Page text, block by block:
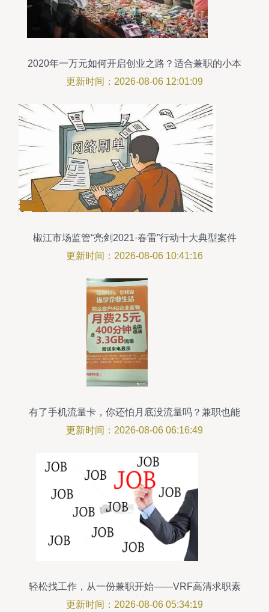
2020年一万元如何开启创业之路？适合兼职的小本
生意推荐
更新时间：2026-08-06 12:01:09
椒江市场监管“亮剑2021·春雷”行动十大典型案件
——警惕兼职陷阱 守护劳动权益
更新时间：2026-08-06 10:41:16
有了手机流量卡，你还怕月底没流量吗？兼职也能
自救！
更新时间：2026-08-06 06:16:49
轻松找工作，从一份兼职开始——VRF高清求职素
材独享
更新时间：2026-08-06 05:34:19